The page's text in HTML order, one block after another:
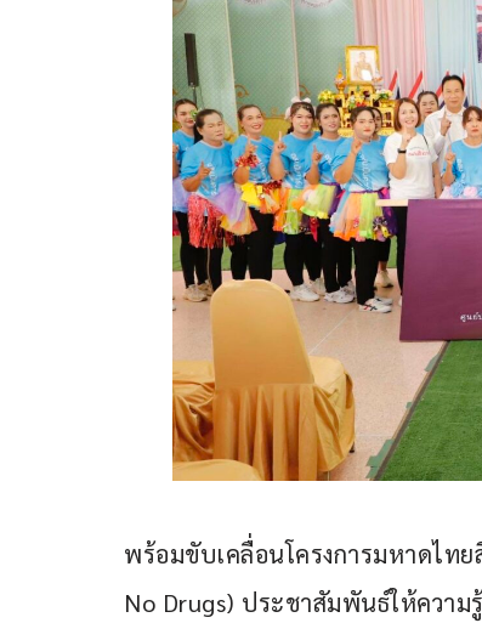
พร้อมขับเคลื่อนโครงการมหาดไท
No Drugs) ประชาสัมพันธ์ให้ควา